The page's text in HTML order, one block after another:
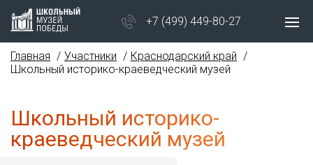
+7 (499) 449-80-27
Главная Участники
Краснодарский край
Школьный историко-краеведческий музей
Школьный историко-
краеведческий музей